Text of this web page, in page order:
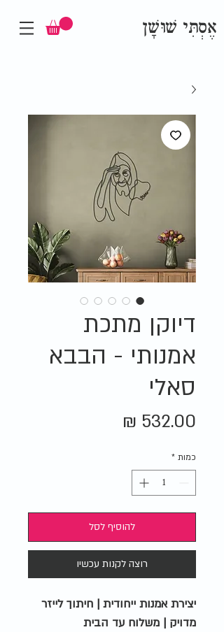
אֶסְתִּי שׁוּשָׁן
דיוקן מתכת
אמנותי - הבבא
סאלי
כמות *
להוסיף לסל
רוצה לקנות עכשיו
יצירת אמנות ייחודית | חיתוך לייזר
מדויק | משלוח עד הבית